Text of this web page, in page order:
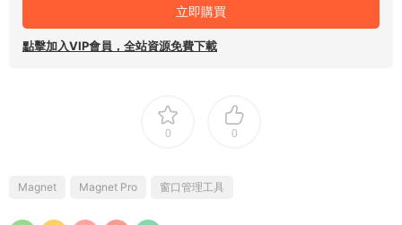
立即購買
點擊加入VIP會員，全站資源免費下載
0 0
Magnet Magnet Pro 窗口管理工具